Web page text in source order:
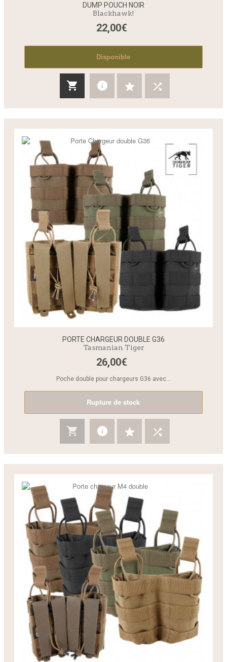
DUMP POUCH NOIR
Blackhawk!
22,00€
Disponible
PORTE CHARGEUR DOUBLE G36
Tasmanian Tiger
26,00€
Poche double pour chargeurs G36 avec...
Rupture de stock